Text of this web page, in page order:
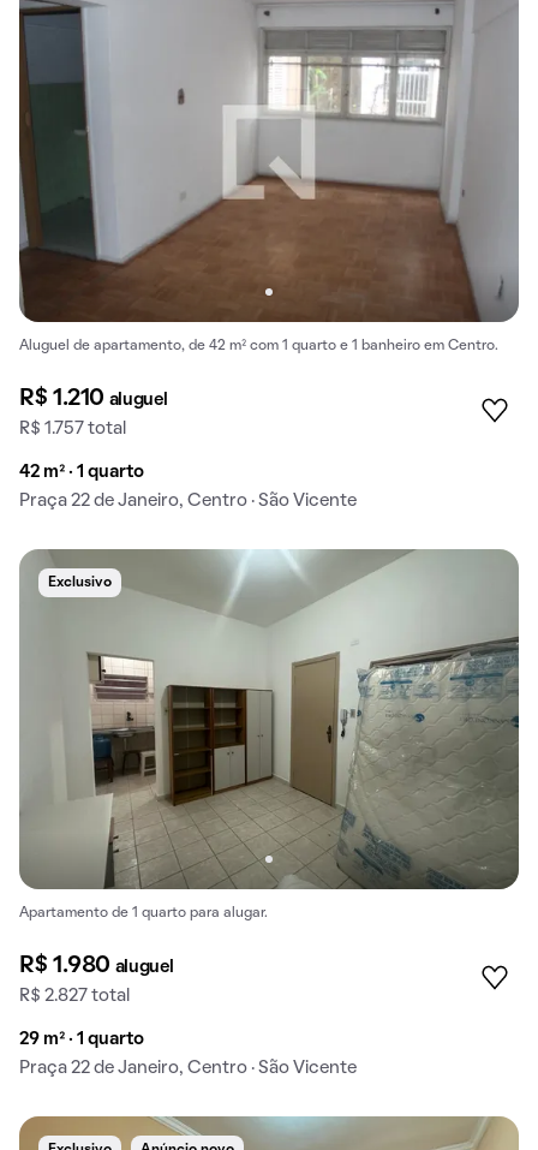
Aluguel de apartamento, de 42 m² com 1 quarto e 1 banheiro em Centro.
R$ 1.210 aluguel
R$ 1.757 total
42 m² · 1 quarto
Praça 22 de Janeiro, Centro · São Vicente
Exclusivo
Apartamento de 1 quarto para alugar.
R$ 1.980 aluguel
R$ 2.827 total
29 m² · 1 quarto
Praça 22 de Janeiro, Centro · São Vicente